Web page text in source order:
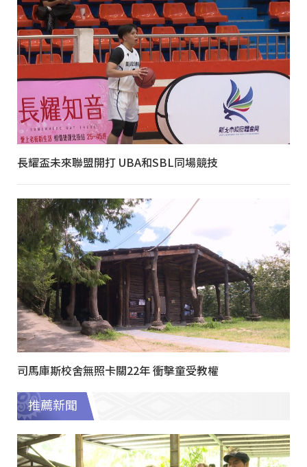
長耀盃未來聯盟開打 UBA和SBL同場競技
司馬庫斯校舍無照卡關22年 衝擊童受教權
推薦新聞